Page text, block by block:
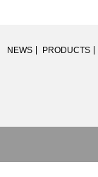
NEWS PRODUCTS